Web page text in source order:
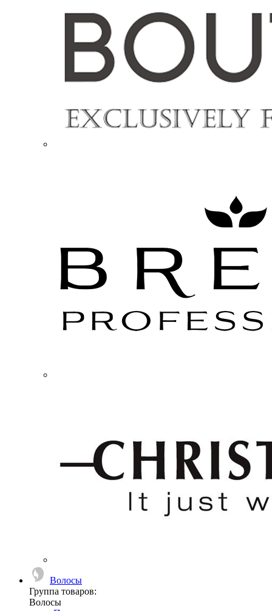
Волосы
Группа товаров:
Волосы